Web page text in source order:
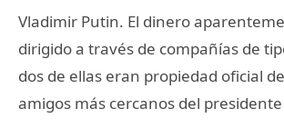
Vladimir Putin. El dinero
dirigido a través de compañías de
dos de ellas eran propiedad oficial
amigos más cercanos del